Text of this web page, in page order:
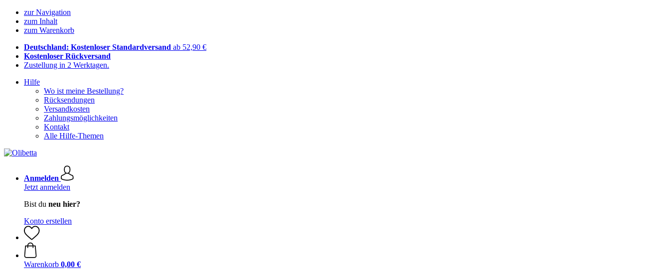
zur Navigation
zum Inhalt
zum Warenkorb
Deutschland: Kostenloser Standardversand ab 52,90 €
Kostenloser Rückversand
Zustellung in 2 Werktagen.
Hilfe
Wo ist meine Bestellung?
Rücksendungen
Versandkosten
Zahlungsmöglichkeiten
Kontakt
Alle Hilfe-Themen
Anmelden
Jetzt anmelden
Bist du neu hier?
Konto erstellen
Warenkorb 0,00 €